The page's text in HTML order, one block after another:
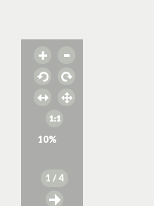
10%
1 / 4